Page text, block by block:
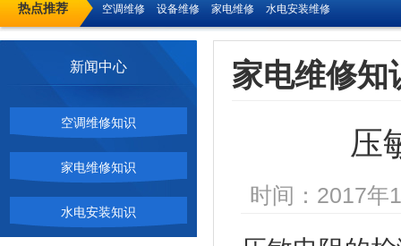
热点推荐 空调维修 设备维修 家电维修 水电安装维修
新闻中心
空调维修知识
家电维修知识
水电安装知识
家电维修知
压
时间：2017年